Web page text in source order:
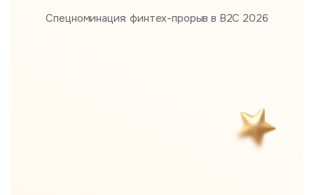
Спецноминация: финтех-прорыв в B2С 2026